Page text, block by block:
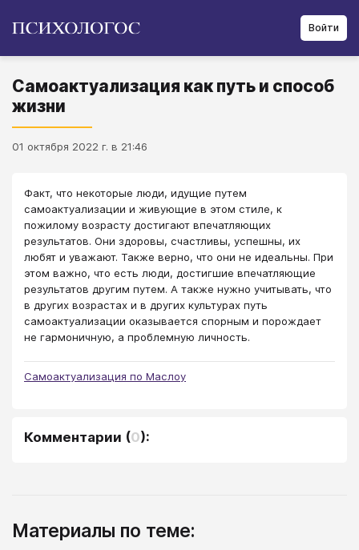
Войти
Самоактуализация как путь и способ
жизни
01 октября 2022 г. в 21:46
Факт, что некоторые люди, идущие путем
самоактуализации и живующие в этом стиле, к
пожилому возрасту достигают впечатляющих
результатов. Они здоровы, счастливы, успешны, их
любят и уважают. Также верно, что они не идеальны. При
этом важно, что есть люди, достигшие впечатляющие
результатов другим путем. А также нужно учитывать, что
в других возрастах и в других культурах путь
самоактуализации оказывается спорным и порождает
не гармоничную, а проблемную личность.
Самоактуализация по Маслоу
Комментарии (0):
Материалы по теме: